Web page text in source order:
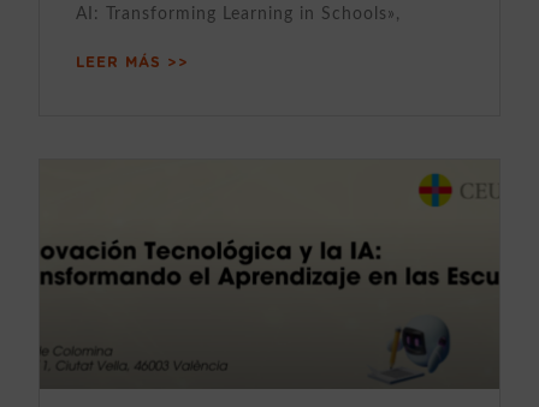
AI: Transforming Learning in Schools»,
LEER MÁS >>